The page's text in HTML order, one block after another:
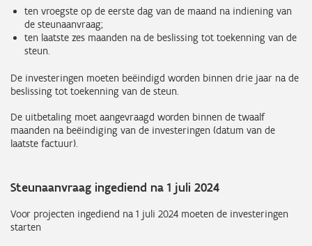
ten vroegste op de eerste dag van de maand na indiening van
de steunaanvraag;
ten laatste zes maanden na de beslissing tot toekenning van de
steun.
De investeringen moeten beëindigd worden binnen drie jaar na de
beslissing tot toekenning van de steun.
De uitbetaling moet aangevraagd worden binnen de twaalf
maanden na beëindiging van de investeringen (datum van de
laatste factuur).
Steunaanvraag ingediend na 1 juli 2024
Voor projecten ingediend na 1 juli 2024 moeten de investeringen
starten